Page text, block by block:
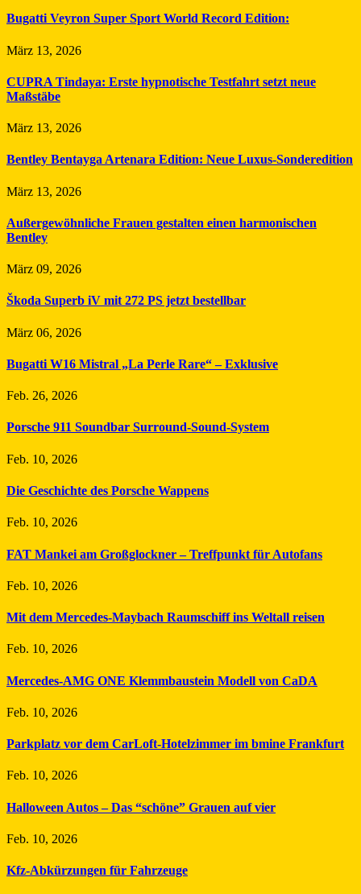
Bugatti Veyron Super Sport World Record Edition:
März 13, 2026
CUPRA Tindaya: Erste hypnotische Testfahrt setzt neue
Maßstäbe
März 13, 2026
Bentley Bentayga Artenara Edition: Neue Luxus-Sonderedition
März 13, 2026
Außergewöhnliche Frauen gestalten einen harmonischen
Bentley
März 09, 2026
Škoda Superb iV mit 272 PS jetzt bestellbar
März 06, 2026
Bugatti W16 Mistral „La Perle Rare“ – Exklusive
Feb. 26, 2026
Porsche 911 Soundbar Surround-Sound-System
Feb. 10, 2026
Die Geschichte des Porsche Wappens
Feb. 10, 2026
FAT Mankei am Großglockner – Treffpunkt für Autofans
Feb. 10, 2026
Mit dem Mercedes-Maybach Raumschiff ins Weltall reisen
Feb. 10, 2026
Mercedes-AMG ONE Klemmbaustein Modell von CaDA
Feb. 10, 2026
Parkplatz vor dem CarLoft-Hotelzimmer im bmine Frankfurt
Feb. 10, 2026
Halloween Autos – Das “schöne” Grauen auf vier
Feb. 10, 2026
Kfz-Abkürzungen für Fahrzeuge